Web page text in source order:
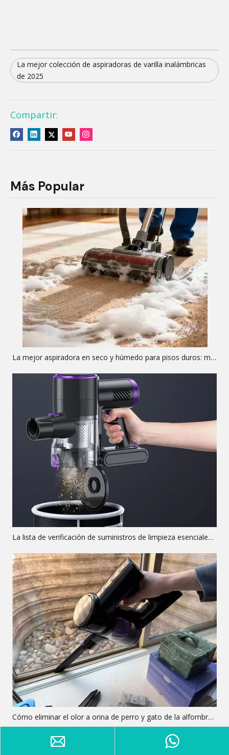
La mejor colección de aspiradoras de varilla inalámbricas
de 2025
Compartir:
Más Popular
La mejor aspiradora en seco y húmedo para pisos duros: mejores selecciones y guía de ingeniería
La lista de verificación de suministros de limpieza esenciales para un hogar impecable
Cómo eliminar el olor a orina de perro y gato de la alfombra (la guía de extracción completa)